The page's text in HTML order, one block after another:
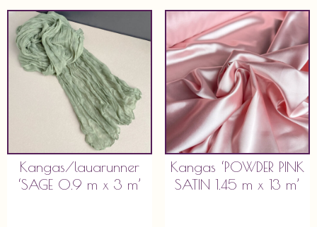
Kangas/lauarunner
‘SAGE 0.9 m x 3 m’
Kangas ‘POWDER PINK
SATIN 1.45 m x 13 m’